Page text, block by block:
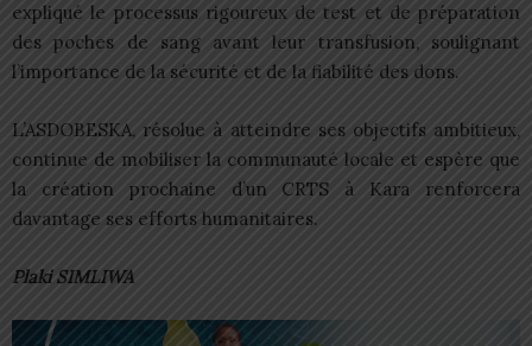
expliqué le processus rigoureux de test et de préparation
des poches de sang avant leur transfusion, soulignant
l’importance de la sécurité et de la fiabilité des dons.
L’ASDOBESKA, résolue à atteindre ses objectifs ambitieux,
continue de mobiliser la communauté locale et espère que
la création prochaine d’un CRTS à Kara renforcera
davantage ses efforts humanitaires.
Plaki SIMLIWA